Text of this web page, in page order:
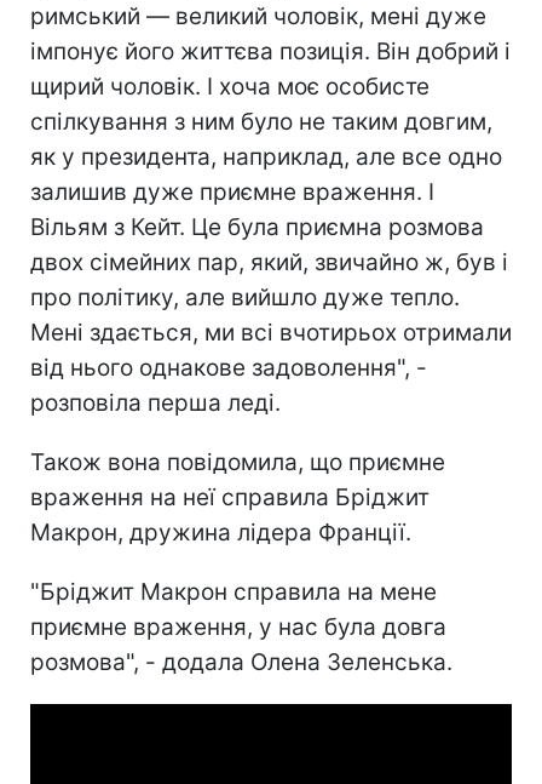
римський — великий чоловік, мені дуже
імпонує його життєва позиція. Він добрий і
щирий чоловік. І хоча моє особисте
спілкування з ним було не таким довгим,
як у президента, наприклад, але все одно
залишив дуже приємне враження. І
Вільям з Кейт. Це була приємна розмова
двох сімейних пар, який, звичайно ж, був і
про політику, але вийшло дуже тепло.
Мені здається, ми всі вчотирьох отримали
від нього однакове задоволення", -
розповіла перша леді.
Також вона повідомила, що приємне
враження на неї справила Бріджит
Макрон, дружина лідера Франції.
"Бріджит Макрон справила на мене
приємне враження, у нас була довга
розмова", - додала Олена Зеленська.